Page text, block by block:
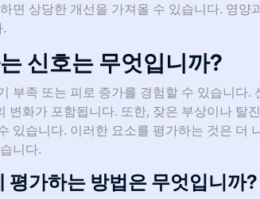
면 상당한 개선을 가져올 수 있습니다. 영양
신호는 무엇입니까?
부족 또는 피로 증가를 경험할 수 있습니다.
변화가 포함됩니다. 또한, 잦은 부상이나 탈
있습니다. 이러한 요소를 평가하는 것은 더
니다.
평가하는 방법은 무엇입니까?